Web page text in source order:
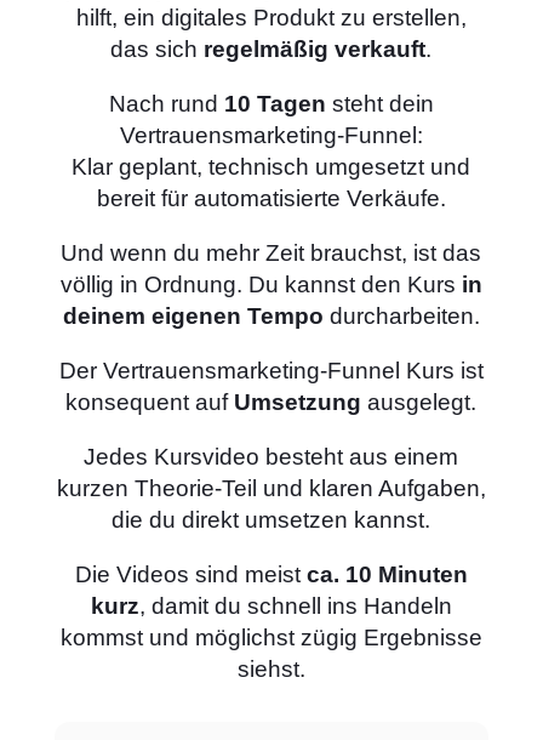
hilft, ein digitales Produkt zu erstellen,
das sich regelmäßig verkauft.
Nach rund 10 Tagen steht dein
Vertrauensmarketing-Funnel:
Klar geplant, technisch umgesetzt und
bereit für automatisierte Verkäufe.
Und wenn du mehr Zeit brauchst, ist das
völlig in Ordnung. Du kannst den Kurs in
deinem eigenen Tempo durcharbeiten.
Der Vertrauensmarketing-Funnel Kurs ist
konsequent auf Umsetzung ausgelegt.
Jedes Kursvideo besteht aus einem
kurzen Theorie-Teil und klaren Aufgaben,
die du direkt umsetzen kannst.
Die Videos sind meist ca. 10 Minuten
kurz, damit du schnell ins Handeln
kommst und möglichst zügig Ergebnisse
siehst.